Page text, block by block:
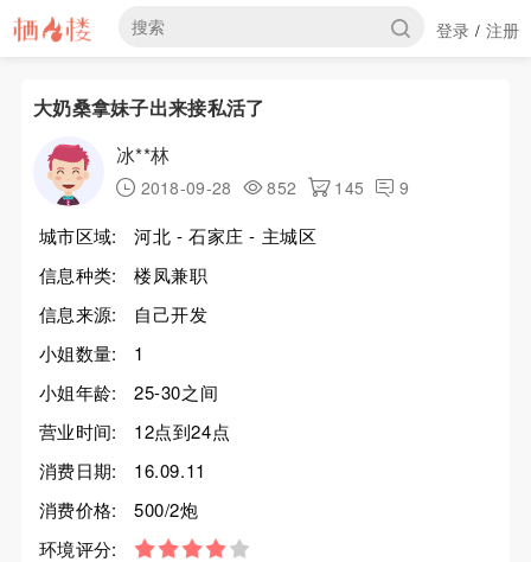
登录 / 注册
大奶桑拿妹子出来接私活了
冰**林
2018-09-28 852 145 9
城市区域:
河北 - 石家庄 - 主城区
信息种类:
楼凤兼职
信息来源:
自己开发
小姐数量:
1
小姐年龄:
25-30之间
营业时间:
12点到24点
消费日期:
16.09.11
消费价格:
500/2炮
环境评分: